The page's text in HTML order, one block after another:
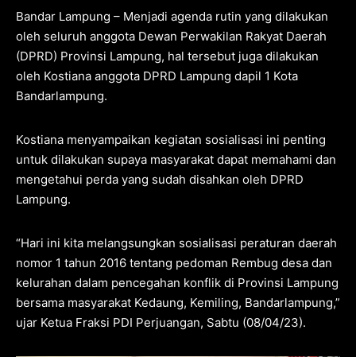
Bandar Lampung – Menjadi agenda rutin yang dilakukan
oleh seluruh anggota Dewan Perwakilan Rakyat Daerah
(DPRD) Provinsi Lampung, hal tersebut juga dilakukan
oleh Kostiana anggota DPRD Lampung dapil 1 Kota
Bandarlampung.
Kostiana menyampaikan kegiatan sosialisasi ini penting
untuk dilakukan supaya masyarakat dapat memahami dan
mengetahui perda yang sudah disahkan oleh DPRD
Lampung.
“Hari ini kita melangsungkan sosialisasi peraturan daerah
nomor 1 tahun 2016 tentang pedoman Rembug desa dan
kelurahan dalam pencegahan konflik di Provinsi Lampung
bersama masyarakat Kedaung, Kemiling, Bandarlampung,”
ujar Ketua Fraksi PDI Perjuangan, Sabtu (08/04/23).